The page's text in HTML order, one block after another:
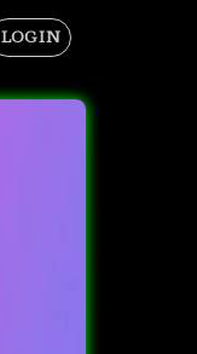
LOGIN